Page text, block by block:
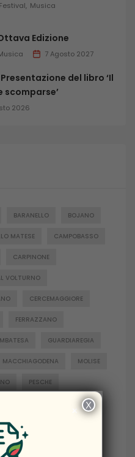
Festival Musica
Edizione
7 Agosto 2027
del libro ‘Il
scomparse’
2026
BARANELLO BOJANO
MATESE CAMPOBASSO
CARPINONE
VOLTURNO
CERCEMAGGIORE
FERRAZZANO
GUARDIAREGIA
MACCHIAGODENA MOLISE
PESCHE
SAN MASSIMO
× X